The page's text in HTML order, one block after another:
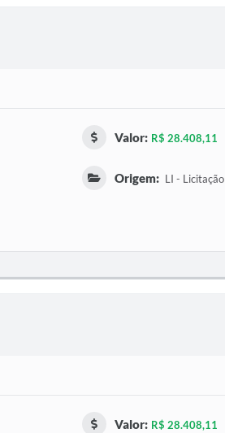
Valor: R$ 28.408,11
Origem: LI - Licitação
Valor: R$ 28.408,11